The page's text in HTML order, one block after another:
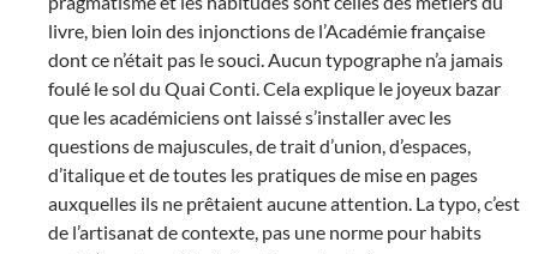
livre, bien loin des injonctions de l’Académie française
dont ce n’était pas le souci. Aucun typographe n’a jamais
foulé le sol du Quai Conti. Cela explique le joyeux bazar
que les académiciens ont laissé s’installer avec les
questions de majuscules, de trait d’union, d’espaces,
d’italique et de toutes les pratiques de mise en pages
auxquelles ils ne prêtaient aucune attention. La typo, c’est
de l’artisanat de contexte, pas une norme pour habits